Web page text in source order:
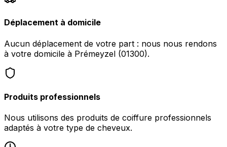
Déplacement à domicile
Aucun déplacement de votre part : nous nous rendons
à votre domicile à Prémeyzel (01300).
Produits professionnels
Nous utilisons des produits de coiffure professionnels
adaptés à votre type de cheveux.